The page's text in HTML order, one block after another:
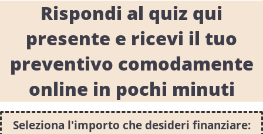
Rispondi al quiz qui
presente e ricevi il tuo
preventivo comodamente
online in pochi minuti
Seleziona l'importo che desideri finanziare: